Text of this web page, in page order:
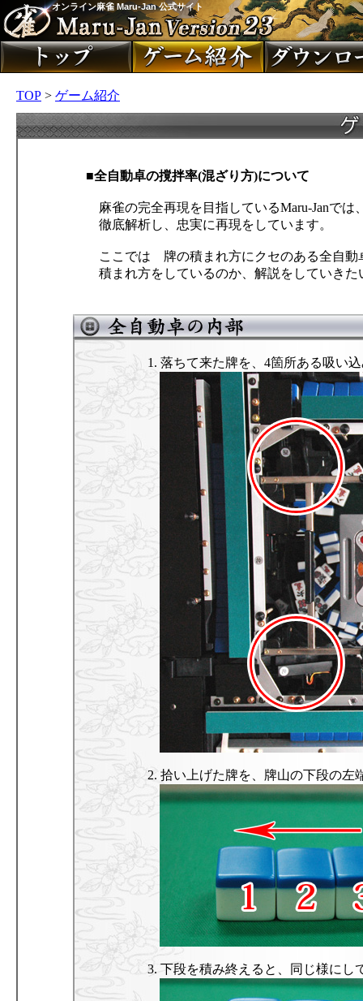
オンライン麻雀 Maru-Jan 公式サイト
TOP > ゲーム紹介
■全自動卓の撹拌率(混ざり方)について
麻雀の完全再現を目指しているMaru-Janでは
徹底解析し、忠実に再現をしています。
ここでは 牌の積まれ方にクセのある全自動
積まれ方をしているのか、解説をしていきた
1. 落ちて来た牌を、4箇所ある吸い
2. 拾い上げた牌を、牌山の下段の左
3. 下段を積み終えると、同じ様にし